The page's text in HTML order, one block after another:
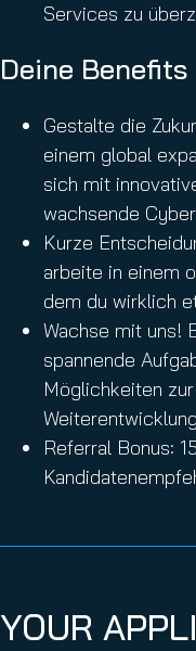
Services zu
Deine Benefits
Gestalte die
einem global
sich mit
wachsende
Kurze
arbeite in einem
dem du wirklich
Wachse mit uns!
spannende
Möglichkeiten
Referral Bonus:
YOUR